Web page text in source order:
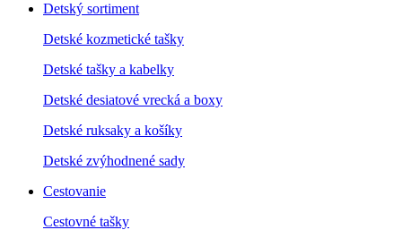
Detský sortiment
Detské kozmetické tašky
Detské tašky a kabelky
Detské desiatové vrecká a boxy
Detské ruksaky a košíky
Detské zvýhodnené sady
Cestovanie
Cestovné tašky